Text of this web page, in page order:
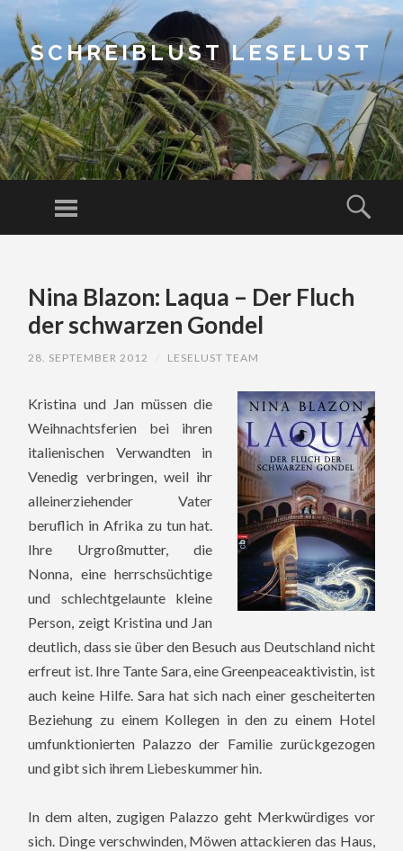
SCHREIBLUST LESELUST
Menu
CONTENTNina Blazon: Laqua – Der Fluch
der schwarzen Gondel
28. SEPTEMBER 2012 LESELUST TEAM
Kristina und Jan müssen die
Weihnachtsferien bei ihren
italienischen Verwandten in
Venedig verbringen, weil ihr
alleinerziehender Vater
beruflich in Afrika zu tun hat.
Ihre Urgroßmutter, die
Nonna, eine herrschsüchtige
und schlechtgelaunte kleine
Person, zeigt Kristina und Jan
deutlich, dass sie über den Besuch aus Deutschland nicht
erfreut ist. Ihre Tante Sara, eine Greenpeaceaktivistin, ist
auch keine Hilfe. Sara hat sich nach einer gescheiterten
Beziehung zu einem Kollegen in den zu einem Hotel
umfunktionierten Palazzo der Familie zurückgezogen
und gibt sich ihrem Liebeskummer hin.
In dem alten, zugigen Palazzo geht Merkwürdiges vor
sich. Dinge verschwinden, Möwen attackieren das Haus,